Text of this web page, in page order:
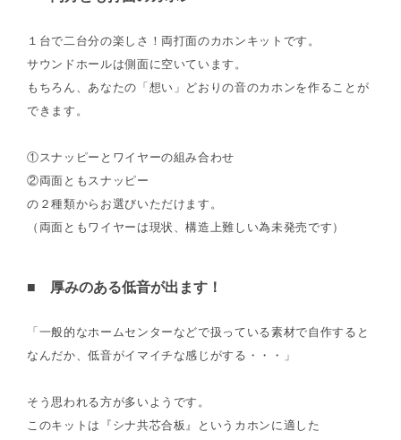
１台で二台分の楽しさ！両打面のカホンキットです。
サウンドホールは側面に空いています。
もちろん、あなたの「想い」どおりの音のカホンを作ることが
できます。
①スナッピーとワイヤーの組み合わせ
②両面ともスナッピー
の２種類からお選びいただけます。
（両面ともワイヤーは現状、構造上難しい為未発売です）
■ 厚みのある低音が出ます！
「一般的なホームセンターなどで扱っている素材で自作すると
なんだか、低音がイマイチな感じがする・・・」
そう思われる方が多いようです。
このキットは『シナ共芯合板』というカホンに適した